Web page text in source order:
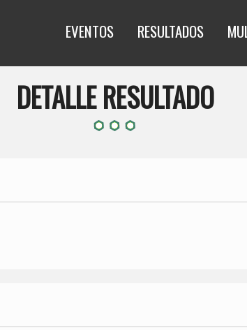
EVENTOS RESULTADOS
DETALLE RESULTADO